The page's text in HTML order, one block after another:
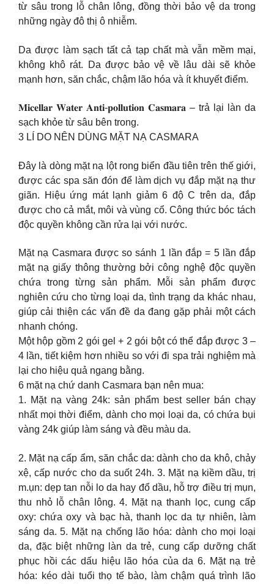
từ sâu trong lỗ chân lông, đồng thời bảo vệ da trong
những ngày đô thị ô nhiễm.
Da được làm sạch tất cả tạp chất mà vẫn mềm mại,
không khô rát. Da được bảo vệ về lâu dài sẽ khỏe
mạnh hơn, săn chắc, chậm lão hóa và ít khuyết điểm.
𝐌𝐢𝐜𝐞𝐥𝐥𝐚𝐫 𝐖𝐚𝐭𝐞𝐫 𝐀𝐧𝐭𝐢-𝐩𝐨𝐥𝐥𝐮𝐭𝐢𝐨𝐧 𝐂𝐚𝐬𝐦𝐚𝐫𝐚 – trả lại làn da
sạch khỏe từ sâu bên trong.
3 LÍ DO NÊN DÙNG MẶT NẠ CASMARA
Đây là dòng mặt nạ lột rong biển đầu tiên trên thế giới,
được các spa săn đón để làm dịch vụ đắp mặt nạ thư
giãn. Hiệu ứng mát lạnh giảm 6 độ C trên da, đắp
được cho cả mắt, môi và vùng cổ. Công thức bóc tách
độc quyền không cần rửa lại với nước.
Mặt nạ Casmara được so sánh 1 lần đắp = 5 lần đắp
mặt nạ giấy thông thường bởi công nghệ độc quyền
chứa trong từng sản phẩm. Mỗi sản phẩm được
nghiên cứu cho từng loại da, tình trạng da khác nhau,
giúp cải thiện các vấn đề da đang gặp phải một cách
nhanh chóng.
Một hộp gồm 2 gói gel + 2 gói bột có thể đắp được 3 –
4 lần, tiết kiệm hơn nhiều so với đi spa trải nghiệm mà
lại cho hiệu quả ngang bằng.
6 mặt nạ chứ danh Casmara bạn nên mua:
1. Mặt nạ vàng 24k: sản phẩm best seller bán chạy
nhất mọi thời điểm, dành cho mọi loại da, có chứa bụi
vàng 24k giúp làm sáng và đều màu da.
2. Mặt nạ cấp ẩm, săn chắc da: dành cho da khô, chảy
xệ, cấp nước cho da suốt 24h. 3. Mặt nạ kiềm dầu, trị
m.ụn: dẹp tan nỗi lo da hay đổ dầu, hỗ trợ điều trị mụn,
thu nhỏ lỗ chân lông. 4. Mặt nạ thanh lọc, cung cấp
oxy: chứa oxy và bạc hà, thanh lọc da tự nhiên, làm
sáng da. 5. Mặt nạ chống lão hóa: dành cho mọi loại
da, đặc biệt những làn da trẻ, cung cấp dưỡng chất
phục hồi các dấu hiệu lão hóa của da 6. Mặt nạ trẻ
hóa: kéo dài tuổi thọ tế bào, làm chậm quá trình lão